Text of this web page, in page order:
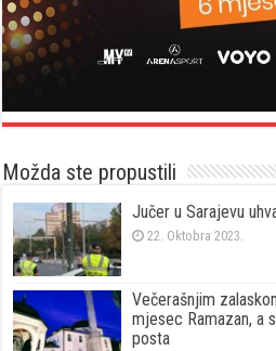
Možda ste propustili
Jučer u Sarajevu
22. Oktobra 2023.
Večerašnjim
mjesec Ramazan, a
posta